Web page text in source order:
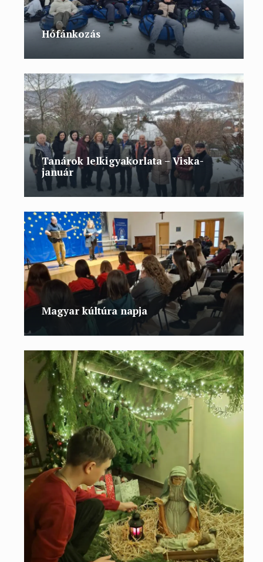
Hófánkozás
Tanárok lelkigyakorlata – Viska-
január
Magyar kúltúra napja